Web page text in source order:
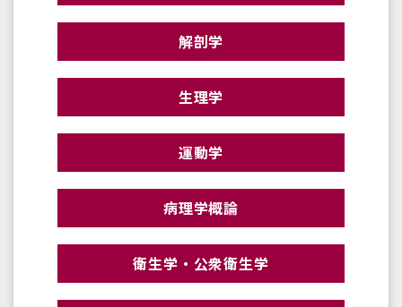
解剖学
生理学
運動学
病理学概論
衛生学・公衆衛生学